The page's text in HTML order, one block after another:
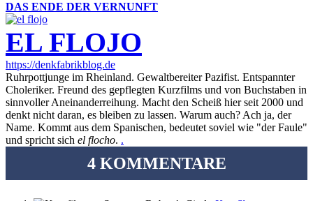
DAS ENDE DER VERNUNFT
EL FLOJO
https://denkfabrikblog.de
Ruhrpottjunge im Rheinland. Gewaltbereiter Pazifist. Entspannter
Choleriker. Freund des gepflegten Kurzfilms und von Buchstaben in
sinnvoller Aneinanderreihung. Macht den Scheiß hier seit 2000 und
denkt nicht daran, es bleiben zu lassen. Warum auch? Ach ja, der
Name. Kommt aus dem Spanischen, bedeutet soviel wie "der Faule"
und spricht sich el flocho. .
4 KOMMENTARE